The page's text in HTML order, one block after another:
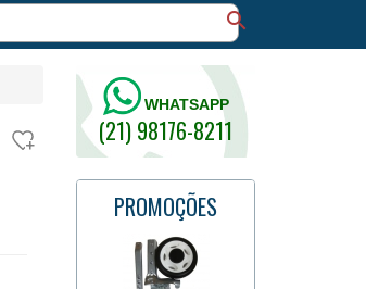
search
WHATSAPP
(21) 98176-8211
PROMOÇÕES